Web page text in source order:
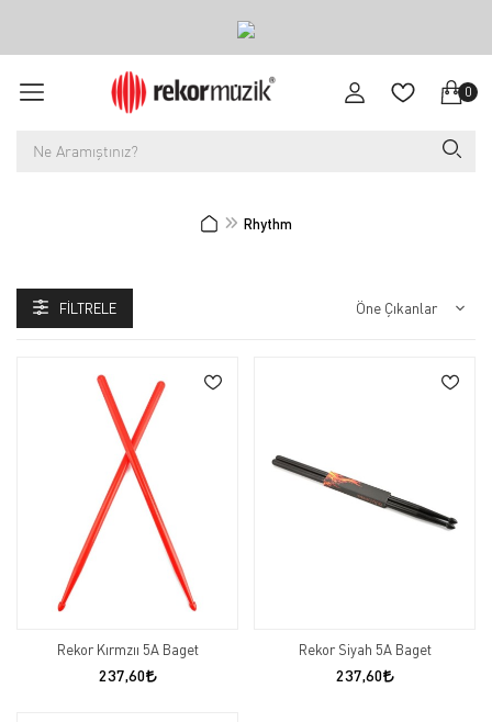
0
Rhythm
FILTRELE
Rekor Kırmzıı 5A Baget
237,60
Rekor Siyah 5A Baget
237,60